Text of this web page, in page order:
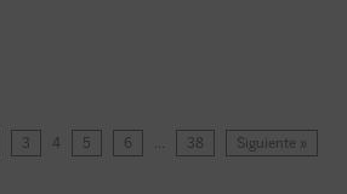
3 4 5 6 … 38 Siguiente »